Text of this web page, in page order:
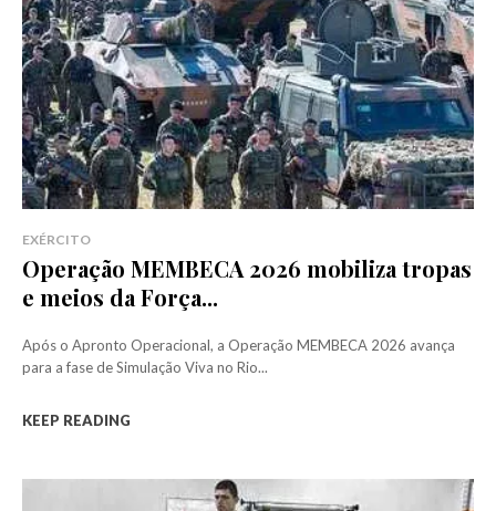
EXÉRCITO
Operação MEMBECA 2026 mobiliza tropas
e meios da Força...
Após o Apronto Operacional, a Operação MEMBECA 2026 avança
para a fase de Simulação Viva no Rio...
KEEP READING